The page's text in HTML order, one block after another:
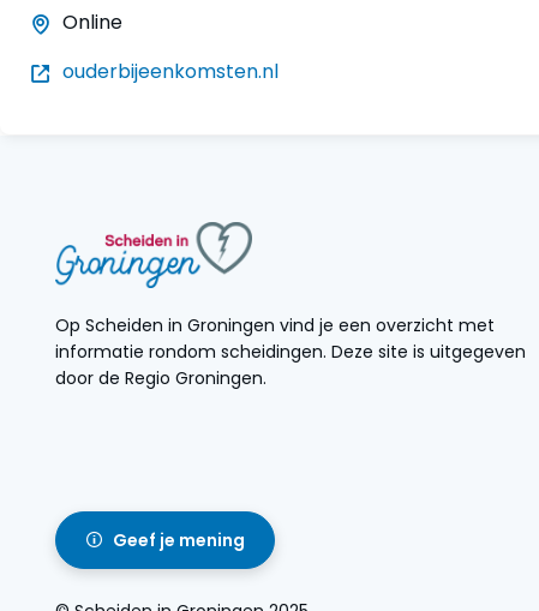
Online
ouderbijeenkomsten.nl
Op Scheiden in Groningen vind je een overzicht met
informatie rondom scheidingen. Deze site is uitgegeven
door de Regio Groningen.
Geef je mening